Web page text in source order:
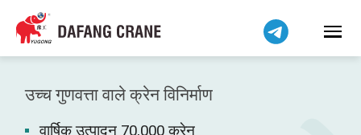
उच्च गुणवत्ता वाले क्रेन विनिर्माण
Bahasa Indonesia
Bahasa Melayu
Tiếng Việt
简体中文